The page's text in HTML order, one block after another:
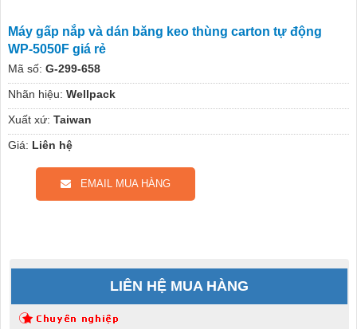
Máy gấp nắp và dán băng keo thùng carton tự động
WP-5050F giá rẻ
Mã số: G-299-658
Nhãn hiệu: Wellpack
Xuất xứ: Taiwan
Giá: Liên hệ
EMAIL MUA HÀNG
LIÊN HỆ MUA HÀNG